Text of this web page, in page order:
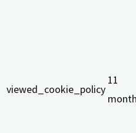
viewed_cookie_policy
11